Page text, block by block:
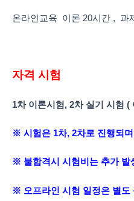
온라인교육 이론 20시간 , 과
자격 시험
1차 이론시험, 2차 실기 시험 (
※ 시험은 1차, 2차로 진행되
※ 불합격시 시험비는 추가 발
※ 오프라인 시험 일정은 별도